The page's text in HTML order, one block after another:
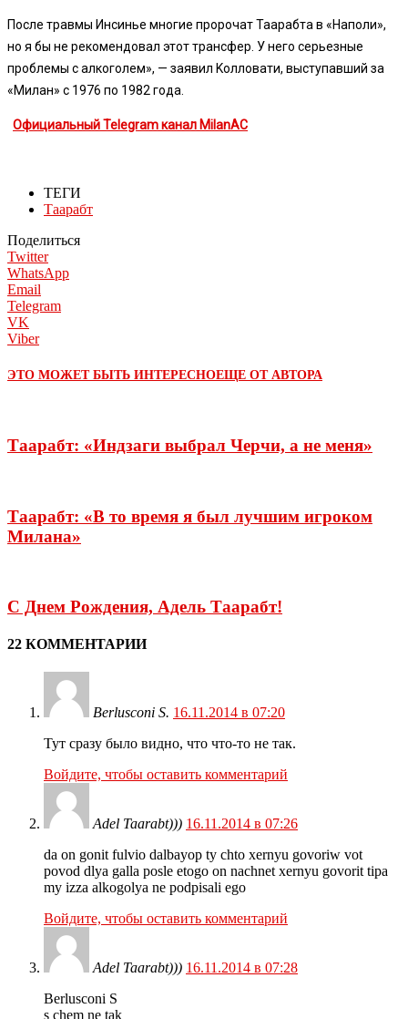
После травмы Инсинье многие пророчат Таарабта в «Наполи»,
но я бы не рекомендовал этот трансфер. У него серьезные
проблемы с алкоголем», — заявил Koлловати, выступавший за
«Милан» с 1976 по 1982 года.
Официальный Telegram канал MilanAC
ТЕГИ
Таарабт
Поделиться
Twitter
WhatsApp
Email
Telegram
VK
Viber
ЭТО МОЖЕТ БЫТЬ ИНТЕРЕСНОЕЩЕ ОТ АВТОРА
Таарабт: «Индзаги выбрал Черчи, а не меня»
Таарабт: «В то время я был лучшим игроком
Милана»
С Днем Рождения, Адель Таарабт!
22 КОММЕНТАРИИ
Berlusconi S. 16.11.2014 в 07:20
Тут сразу было видно, что что-то не так.
Войдите, чтобы оставить комментарий
Adel Taarabt))) 16.11.2014 в 07:26
da on gonit fulvio dalbayop ty chto xernyu govoriw vot
povod dlya galla posle etogo on nachnet xernyu govorit tipa
my izza alkogolya ne podpisali ego
Войдите, чтобы оставить комментарий
Adel Taarabt))) 16.11.2014 в 07:28
Berlusconi S
s chem ne tak